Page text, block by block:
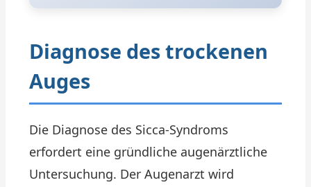
Diagnose des trockenen
Auges
Die Diagnose des Sicca-Syndroms
erfordert eine gründliche augenärztliche
Untersuchung. Der Augenarzt wird